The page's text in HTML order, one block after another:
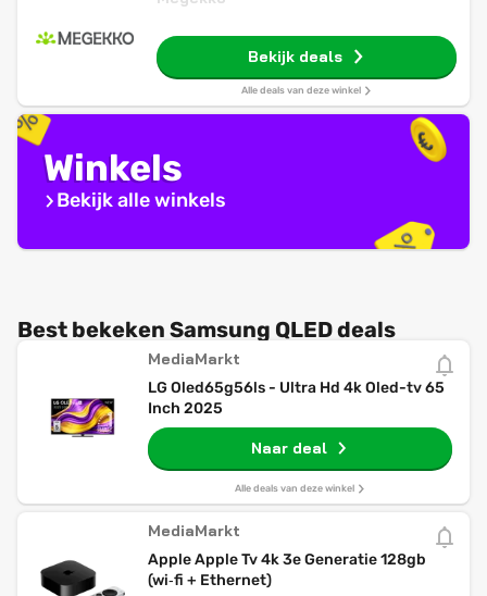
Bekijk deals
Alle deals van deze winkel
Winkels
Bekijk alle winkels
Best bekeken Samsung QLED deals
MediaMarkt
LG Oled65g56ls - Ultra Hd 4k Oled-tv 65
Inch 2025
Naar deal
Alle deals van deze winkel
MediaMarkt
Apple Apple Tv 4k 3e Generatie 128gb
(wi‑fi + Ethernet)